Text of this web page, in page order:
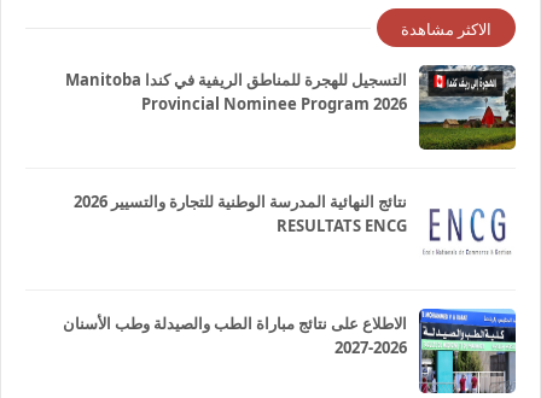
الاكثر مشاهدة
التسجيل للهجرة للمناطق الريفية في كندا Manitoba
Provincial Nominee Program 2026
نتائج النهائية المدرسة الوطنية للتجارة والتسيير 2026
RESULTATS ENCG
الاطلاع على نتائج مباراة الطب والصيدلة وطب الأسنان
2026-2027